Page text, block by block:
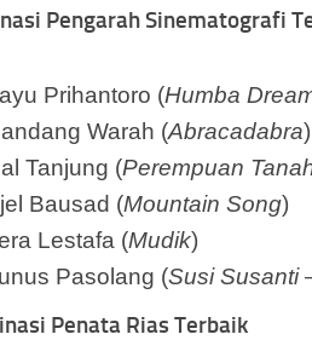
Pengarah Sinematografi
Prihantoro (Humba
Warah (Abracadabra)
Tanjung (Perempuan
Bausad (Mountain Song)
Lestafa (Mudik)
Pasolang (Susi Susanti
Penata Rias Terbaik